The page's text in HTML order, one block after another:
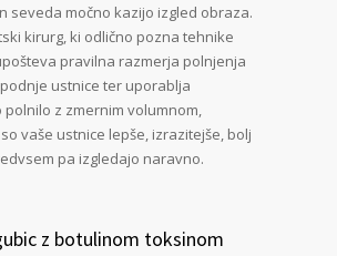
seveda močno kazijo izgled obraza.
kirurg, ki odlično pozna tehnike
pravilna razmerja polnjenja
ustnice ter uporablja
z zmernim volumnom,
vaše ustnice lepše, izrazitejše, bolj
pa izgledajo naravno.
z botulinom toksinom